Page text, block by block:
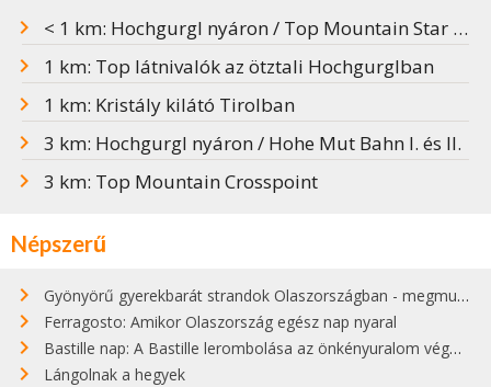
< 1 km: Hochgurgl nyáron / Top Mountain Star kilátó
1 km: Top látnivalók az ötztali Hochgurglban
1 km: Kristály kilátó Tirolban
3 km: Hochgurgl nyáron / Hohe Mut Bahn I. és II.
3 km: Top Mountain Crosspoint
Népszerű
Gyönyörű gyerekbarát strandok Olaszországban - megmutatjuk a 15 legjobbat
Ferragosto: Amikor Olaszország egész nap nyaral
Bastille nap: A Bastille lerombolása az önkényuralom végét jelentette
Lángolnak a hegyek